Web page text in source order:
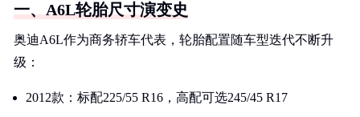
一、A6L轮胎尺寸演变史
奥迪A6L作为商务轿车代表，轮胎配置随车型迭代不断升
级：
2012款：标配225/55 R16，高配可选245/45 R17